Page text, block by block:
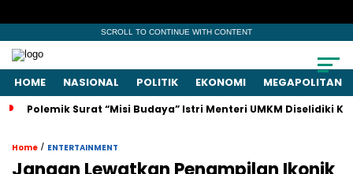
SCROLL TO CONTINUE WITH CONTENT
HOME NASIONAL POLITIK EKONOMI MEGAPOLITAN
Polemik Surat “Misi Budaya” Istri Menteri UMKM Diselidiki
Home / ENTERTAINMENT